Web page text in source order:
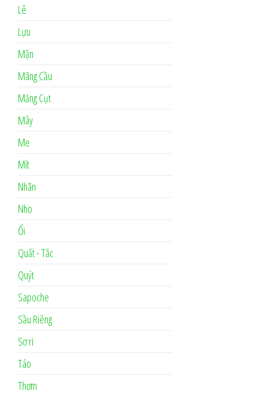
Lê
Lựu
Mận
Mãng Cầu
Măng Cụt
Mây
Me
Mít
Nhãn
Nho
Ổi
Quất - Tắc
Quýt
Sapoche
Sầu Riêng
Sơ ri
Táo
Thơm